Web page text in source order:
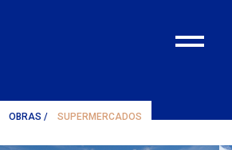
¨
OBRAS / SUPERMERCADOS